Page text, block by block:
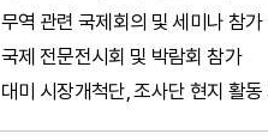
무역 관련 국제회의 및 세미나 참가
국제 전문전시회 및 박람회 참가
대미 시장개척단, 조사단 현지 활동